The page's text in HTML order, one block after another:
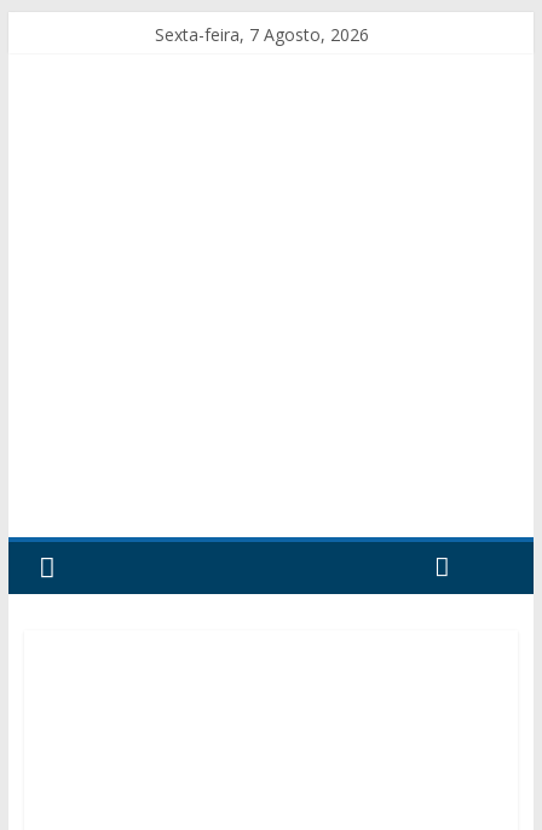
Sexta-feira, 7 Agosto, 2026